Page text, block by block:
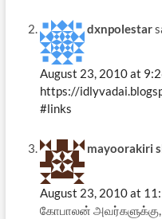
dxnpolestar
August 23, 2010 at
https://
#links
mayoorakiri
August 23, 2010 at
கோபாலன் அவர்களுக்கு,